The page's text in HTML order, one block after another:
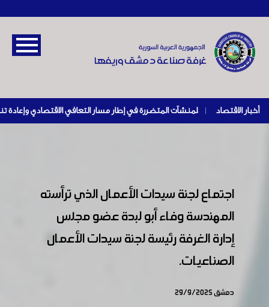
أخبار الاقتصاد |
اجتماع لجنة سيدات الأعمال الذي ترأسته
المهندسة وفاء أبو لبدة عضو مجلس
إدارة الغرفة رئيسة لجنة سيدات الأعمال
الصناعيات.
دمشق 29/9/2025